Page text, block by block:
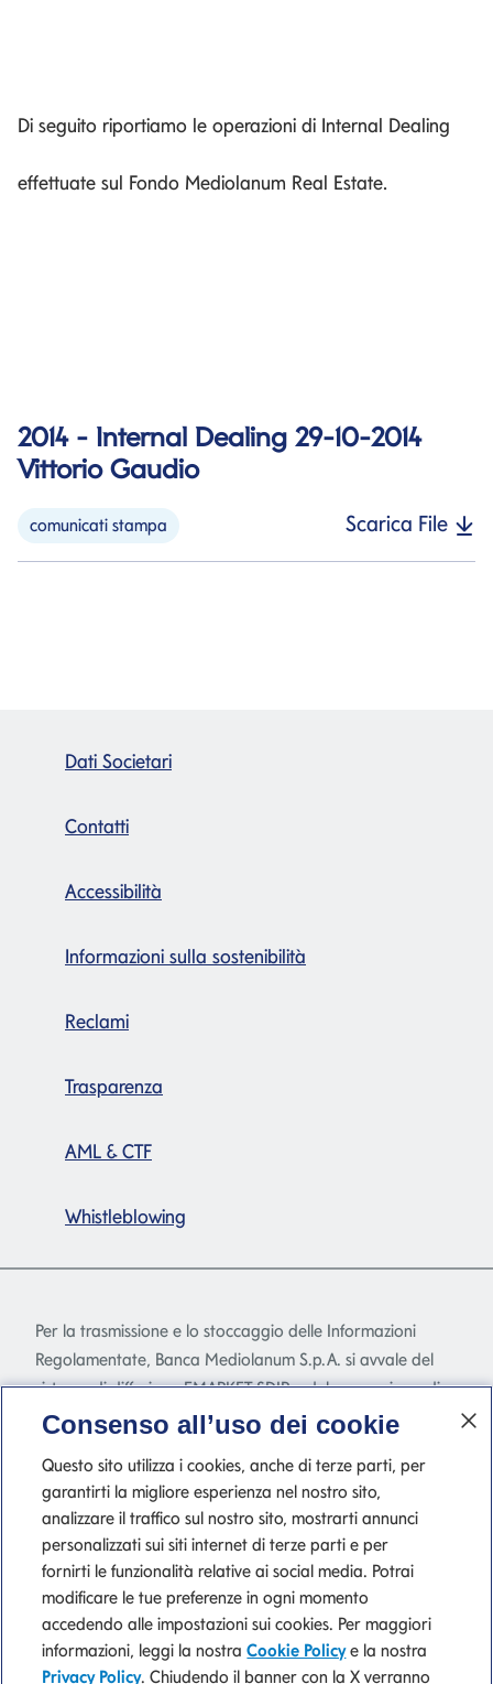
Di seguito riportiamo le operazioni di Internal Dealing
effettuate sul Fondo Mediolanum Real Estate.
2014 - Internal Dealing 29-10-2014
Vittorio Gaudio
comunicati stampa Scarica File
Dati Societari
Contatti
Accessibilità
Informazioni sulla sostenibilità
Reclami
Trasparenza
AML & CTF
Whistleblowing
Per la trasmissione e lo stoccaggio delle Informazioni
Regolamentate, Banca Mediolanum S.p.A. si avvale del
sistema di diffusione EMARKET SDIR e del meccanismo di
stoccaggio EMARKET Storage disponibile
Teleborsa S.r.l. - con sede Piazza di Priscilla, 4 - Roma - a
seguito dell'autorizzazione e delle delibere CONSOB n.
22517 e 22518 del 23 novembre 2022.
P. IVA 10540610960 del Gruppo IVA Banca Mediolanum
Consenso all’uso dei cookie
Questo sito utilizza i cookies, anche di terze parti, per
garantirti la migliore esperienza nel nostro sito,
analizzare il traffico sul nostro sito, mostrarti annunci
personalizzati sui siti internet di terze parti e per
fornirti le funzionalità relative ai social media. Potrai
modificare le tue preferenze in ogni momento
accedendo alle impostazioni sui cookies. Per maggiori
informazioni, leggi la nostraCookie Policye la nostra
Privacy Policy. Chiudendo il banner con la X verranno